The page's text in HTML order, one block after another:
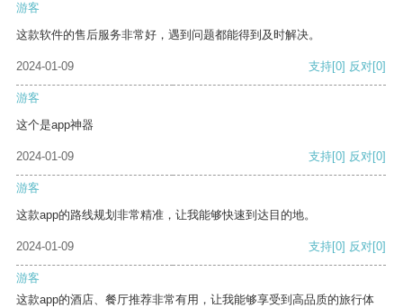
游客
这款软件的售后服务非常好，遇到问题都能得到及时解决。
2024-01-09 支持[0] 反对[0]
游客
这个是app神器
2024-01-09 支持[0] 反对[0]
游客
这款app的路线规划非常精准，让我能够快速到达目的地。
2024-01-09 支持[0] 反对[0]
游客
这款app的酒店、餐厅推荐非常有用，让我能够享受到高品质的旅行体